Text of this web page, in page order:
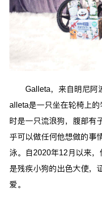
Galleta，来自明尼阿
alleta是一只坐在轮椅上
时是一只流浪狗，腹部有
乎可以做任何他想做的事
泳。自2020年12月以来
是残疾小狗的出色大使，
爱。